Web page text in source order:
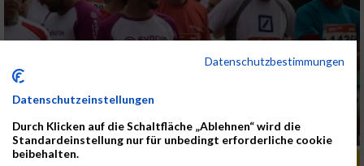
Datenschutzbestimmungen
Datenschutzeinstellungen
Durch Klicken auf die Schaltfläche „Ablehnen“ wird die
Standardeinstellung nur für unbedingt erforderliche cookie
beibehalten.